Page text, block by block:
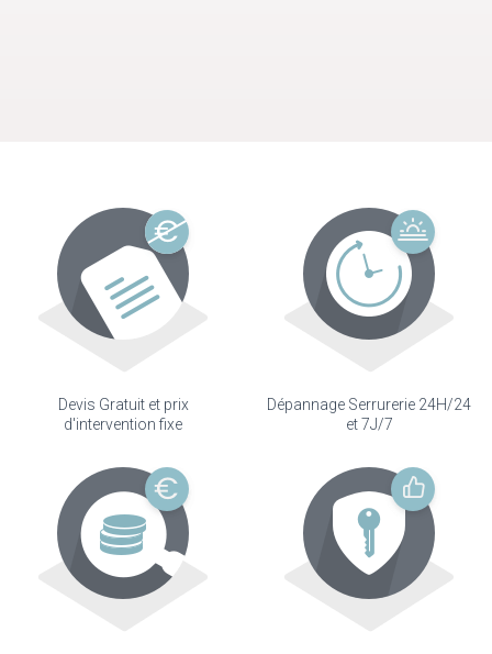
Devis Gratuit et prix
d'intervention fixe
Dépannage Serrurerie 24H/24
et 7J/7